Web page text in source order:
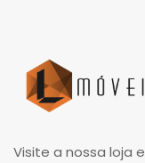
Visite a nossa loja